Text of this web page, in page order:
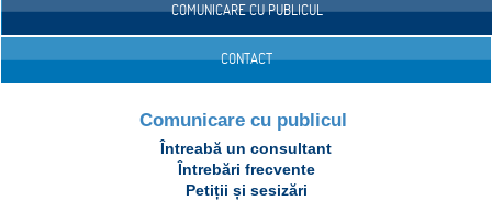
COMUNICARE CU PUBLICUL
CONTACT
Comunicare cu publicul
Întreabă un consultant
Întrebări frecvente
Petiții și sesizări